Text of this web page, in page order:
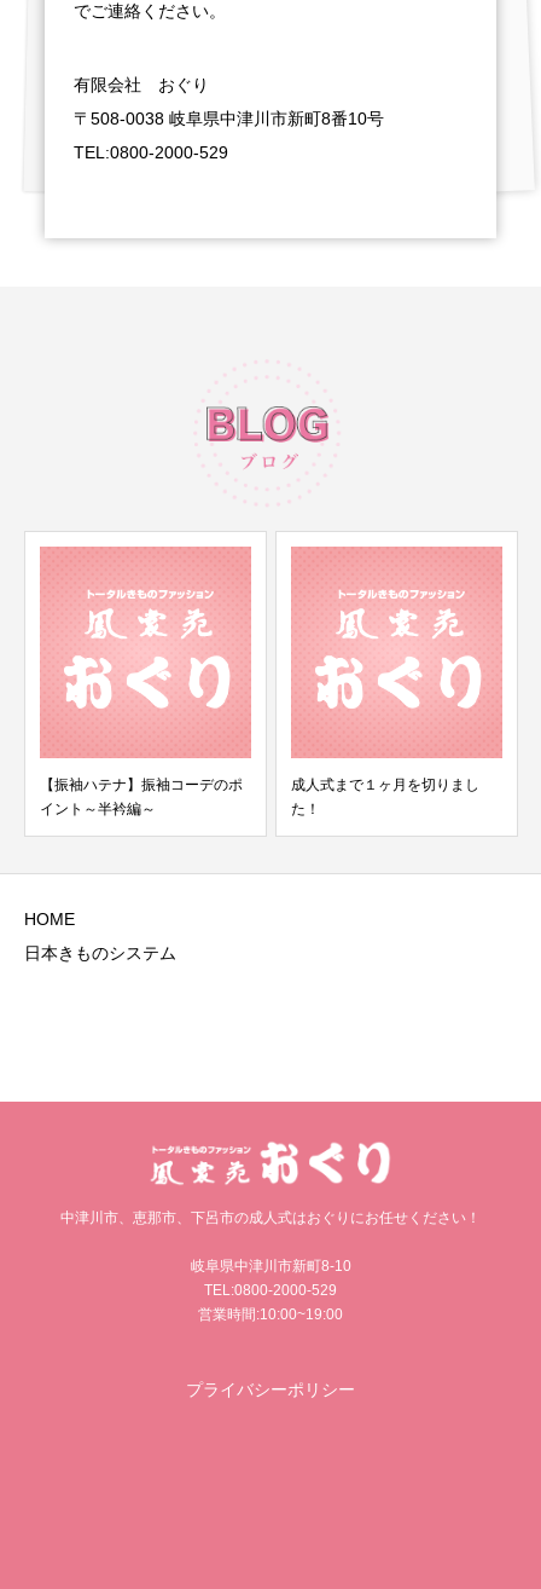
でご連絡ください。
有限会社 おぐり
〒508-0038 岐阜県中津川市新町8番10号
TEL:0800-2000-529
【振袖ハテナ】振袖コーデのポ
イント～半衿編～
成人式まで１ヶ月を切りまし
た！
HOME
日本きものシステム
中津川市、恵那市、下呂市の成人式はおぐりにお任せください！
岐阜県中津川市新町8-10
TEL:0800-2000-529
営業時間:10:00~19:00
プライバシーポリシー